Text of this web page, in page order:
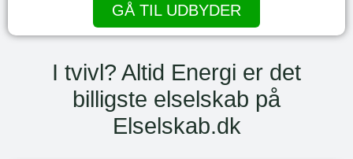
GÅ TIL UDBYDER
I tvivl? Altid Energi er det
billigste elselskab på
Elselskab.dk